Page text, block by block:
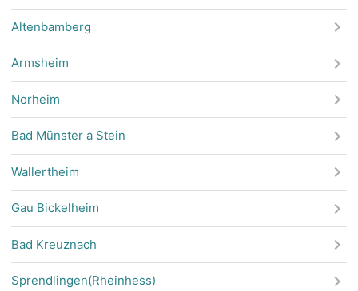
Altenbamberg
Armsheim
Norheim
Bad Münster a Stein
Wallertheim
Gau Bickelheim
Bad Kreuznach
Sprendlingen(Rheinhess)